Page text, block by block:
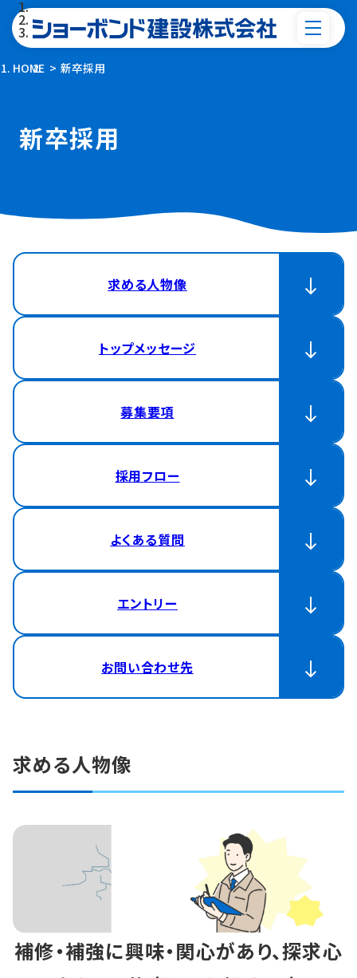
HOME 新卒採用
新卒採用
求める人物像
トップメッセージ
募集要項
採用フロー
よくある質問
エントリー
お問い合わせ先
求める人物像
補修・補強に興味・関心があり、探求心